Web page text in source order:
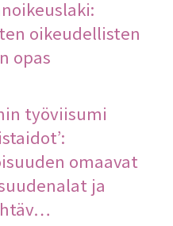
oikeudellisten
opas
työviisumi
omaavat
ja